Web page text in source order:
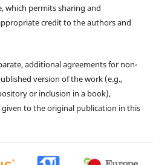
which permits sharing and
credit to the authors and
additional agreements for non-
version of the work (e.g.,
or inclusion in a book),
to the original publication in this